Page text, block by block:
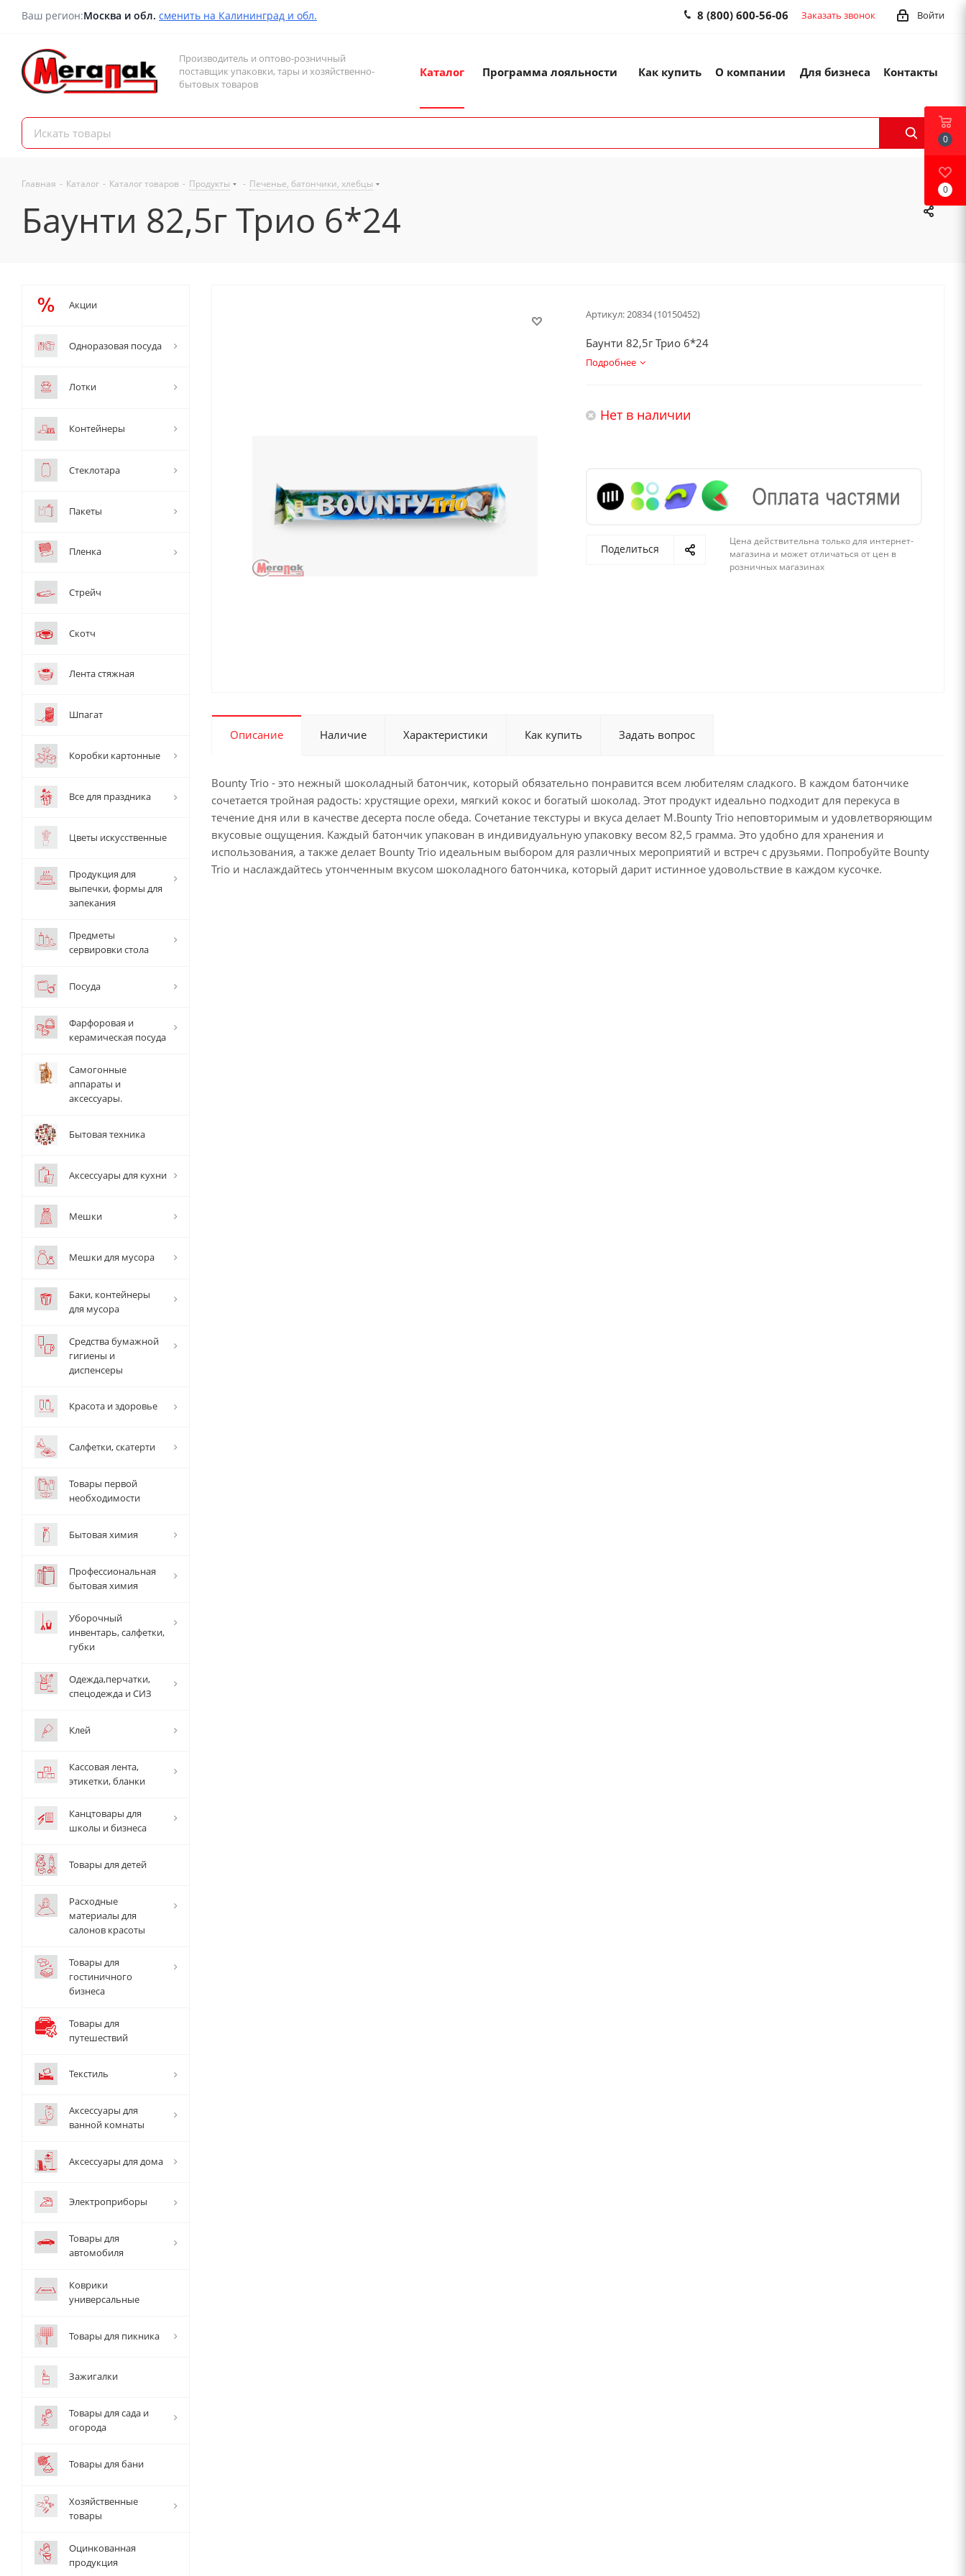
Ваш регион:Москва и обл. сменить на Калининград и обл. Войти
8 (800) 600-56-06 Заказать звонок
Производитель и оптово-розничный
поставщик упаковки, тары и хозяйственно-
бытовых товаров
Каталог Программа лояльности Как купить О компании Для бизнеса Контакты
Главная - Каталог - Каталог товаров - Продукты - Печенье, батончики, хлебцы
Баунти 82,5г Трио 6*24
Артикул:20834 (10150452)
Баунти 82,5г Трио 6*24
Подробнее
Нет в наличии
Поделиться
Цена действительна только для интернет-
магазина и может отличаться от цен в
розничных магазинах
Описание Наличие Характеристики Как купить Задать вопрос
Bounty Trio - это нежный шоколадный батончик, который обязательно понравится всем любителям сладкого. В каждом батончике
сочетается тройная радость: хрустящие орехи, мягкий кокос и богатый шоколад. Этот продукт идеально подходит для перекуса в
течение дня или в качестве десерта после обеда. Сочетание текстуры и вкуса делает M.Bounty Trio неповторимым и удовлетворяющим
вкусовые ощущения. Каждый батончик упакован в индивидуальную упаковку весом 82,5 грамма. Это удобно для хранения и
использования, а также делает Bounty Trio идеальным выбором для различных мероприятий и встреч с друзьями. Попробуйте Bounty
Trio и наслаждайтесь утонченным вкусом шоколадного батончика, который дарит истинное удовольствие в каждом кусочке.
Акции
Одноразовая посуда
Лотки
Контейнеры
Стеклотара
Пакеты
Пленка
Стрейч
Скотч
Лента стяжная
Шпагат
Коробки картонные
Все для праздника
Цветы искусственные
Продукция для
выпечки, формы для
запекания
Предметы
сервировки стола
Посуда
Фарфоровая и
керамическая посуда
Самогонные
аппараты и
аксессуары.
Бытовая техника
Аксессуары для кухни
Мешки
Мешки для мусора
Баки, контейнеры
для мусора
Средства бумажной
гигиены и
диспенсеры
Красота и здоровье
Салфетки, скатерти
Товары первой
необходимости
Бытовая химия
Профессиональная
бытовая химия
Уборочный
инвентарь, салфетки,
губки
Одежда,перчатки,
спецодежда и СИЗ
Клей
Кассовая лента,
этикетки, бланки
Канцтовары для
школы и бизнеса
Товары для детей
Расходные
материалы для
салонов красоты
Товары для
гостиничного
бизнеса
Товары для
путешествий
Текстиль
Аксессуары для
ванной комнаты
Аксессуары для дома
Электроприборы
Товары для
автомобиля
Коврики
универсальные
Товары для пикника
Зажигалки
Товары для сада и
огорода
Товары для бани
Хозяйственные
товары
Оцинкованная
продукция
0
0